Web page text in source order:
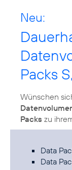
Neu:
Packs
Wünschen
Packs zu
Data
Data